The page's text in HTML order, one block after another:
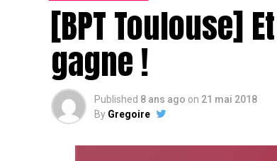
[BPT Toulouse]
gagne !
Published 8 ans ago on 21 mai 2018
By Gregoire